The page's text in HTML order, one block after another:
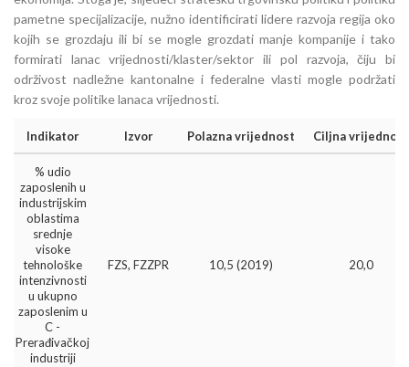
pametne specijalizacije, nužno identificirati lidere razvoja regija oko
kojih se grozdaju ili bi se mogle grozdati manje kompanije i tako
formirati lanac vrijednosti/klaster/sektor ili pol razvoja, čiju bi
održivost nadležne kantonalne i federalne vlasti mogle podržati
kroz svoje politike lanaca vrijednosti.
Indikator Izvor Polazna vrijednost Ciljna vrijednost
% udio
zaposlenih u
industrijskim
oblastima
srednje
visoke
tehnološke
intenzivnosti
u ukupno
zaposlenim u
C -
Prerađivačkoj
industriji
FZS, FZZPR 10,5 (2019) 20,0